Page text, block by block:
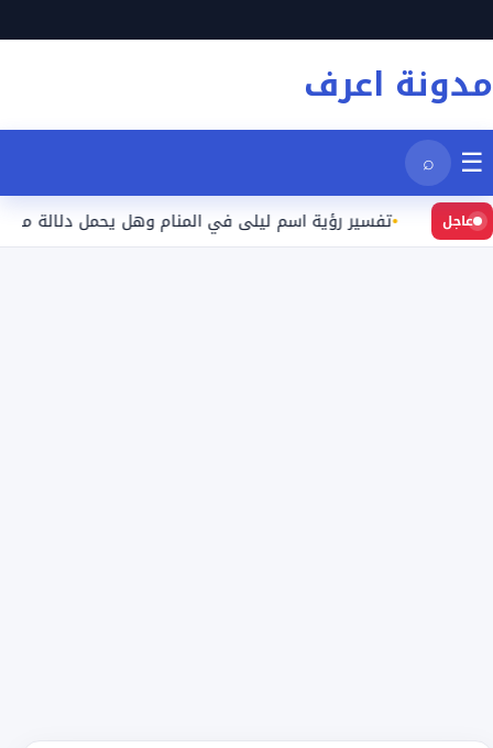
إلى
المحتوى
مدونة اعرف
☰
⌕
عاجل تفسير رؤية اسم ليلى في المنام وهل يحمل دلالة محددة؟